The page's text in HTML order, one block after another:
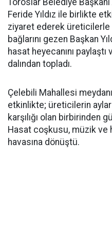
Toroslar Belediye Başkanı
Feride Yıldız ile birlikte
ziyaret ederek üreticilerle
bağlarını gezen Başkan
hasat heyecanını
dalından topladı.
Çelebili Mahallesi
etkinlikte; üreticilerin
karşılığı olan birbirinden
Hasat coşkusu, müzik ve
havasına dönüştü.